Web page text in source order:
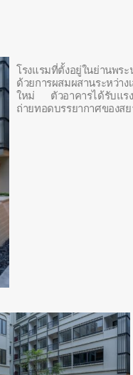
โรงแรมที่ตั้งอยู่ในย่านพร
ด้วยการผสมผสานระหว่า
ใหม่ ตัวอาคารได้รับแร
ถ่ายทอดบรรยากาศของส